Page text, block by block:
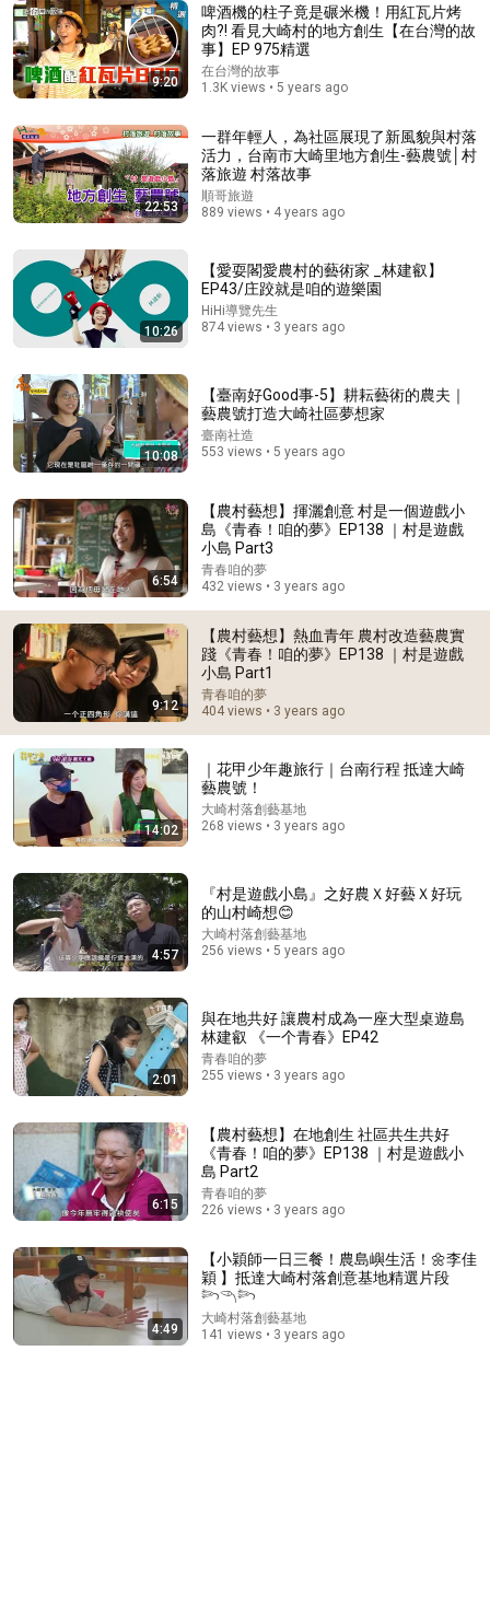
假裝乖巧的落魄千金 vs 每天裝睡的腹黑大少，這豪門
衝喜居然是雙向奔赴！#drama #閃婚 #情感 #短劇 #
女頻 #現代 #甜寵愛情劇
紅豆追劇 • 396K views
青年創業做小吃，選擇自己想過的生活！｜用食的來做
夢｜《青春！咱的夢》 EP.320
青春咱的夢
New 306 views
115年放暑假暢樂天(中區)夏令營成果影片
客家薪傳協會花蓮縣
New
71 views
众多富豪明星背后的高人！为蒋介石断命、精准预言李
嘉诚的一生，临终前泄露「改命秘术」，普通人为何忙
忙碌碌却赚不到钱？1小时中间无广告合集[She's
Xiaowu 小乌]
小乌副频道
New 57K views
9:20
啤酒機的柱子竟是碾米機！用紅瓦片烤
肉?! 看見大崎村的地方創生【在台灣的故
事】EP 975精選
在台灣的故事
1.3K views • 5 years ago
22:53
一群年輕人，為社區展現了新風貌與村落
活力，台南市大崎里地方創生-藝農號│村
落旅遊 村落故事
順哥旅遊
889 views • 4 years ago
10:26
【愛耍閣愛農村的藝術家 _林建叡】
EP43/庄跤就是咱的遊樂園
HiHi導覽先生
874 views • 3 years ago
10:08
【臺南好Good事-5】耕耘藝術的農夫｜
藝農號打造大崎社區夢想家
臺南社造
553 views • 5 years ago
6:54
【農村藝想】揮灑創意 村是一個遊戲小
島《青春！咱的夢》EP138 ｜村是遊戲
小島 Part3
青春咱的夢
432 views • 3 years ago
9:12
【農村藝想】熱血青年 農村改造藝農實
踐《青春！咱的夢》EP138 ｜村是遊戲
小島 Part1
青春咱的夢
404 views • 3 years ago
14:02
｜花甲少年趣旅行｜台南行程 抵達大崎
藝農號！
大崎村落創藝基地
268 views • 3 years ago
4:57
『村是遊戲小島』之好農Ｘ好藝Ｘ好玩
的山村崎想😊
大崎村落創藝基地
256 views • 5 years ago
2:01
與在地共好 讓農村成為一座大型桌遊島
林建叡 《一个青春》EP42
青春咱的夢
255 views • 3 years ago
6:15
【農村藝想】在地創生 社區共生共好
《青春！咱的夢》EP138 ｜村是遊戲小
島 Part2
青春咱的夢
226 views • 3 years ago
4:49
【小穎師一日三餐！農島嶼生活！🌼李佳
穎 】抵達大崎村落創意基地精選片段
𓆸𓆹𓆸
大崎村落創藝基地
141 views • 3 years ago